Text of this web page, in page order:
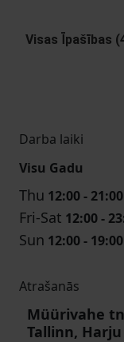
Visas Īpašības
Darba laiki
Visu Gadu
Thu 12:00 - 21:00
Fri-Sat 12:00 -
Sun 12:00 - 19:00
Atrašanās
Müürivahe
Tallinn,